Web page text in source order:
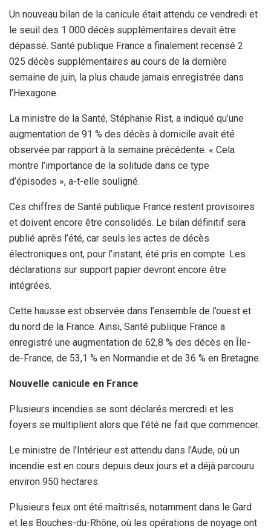
Un nouveau bilan de la canicule était attendu ce vendredi et
le seuil des 1 000 décès supplémentaires devait être
dépassé. Santé publique France a finalement recensé 2
025 décès supplémentaires au cours de la dernière
semaine de juin, la plus chaude jamais enregistrée dans
l’Hexagone.
La ministre de la Santé, Stéphanie Rist, a indiqué qu’une
augmentation de 91 % des décès à domicile avait été
observée par rapport à la semaine précédente. « Cela
montre l’importance de la solitude dans ce type
d’épisodes », a-t-elle souligné.
Ces chiffres de Santé publique France restent provisoires
et doivent encore être consolidés. Le bilan définitif sera
publié après l’été, car seuls les actes de décès
électroniques ont, pour l’instant, été pris en compte. Les
déclarations sur support papier devront encore être
intégrées.
Cette hausse est observée dans l’ensemble de l’ouest et
du nord de la France. Ainsi, Santé publique France a
enregistré une augmentation de 62,8 % des décès en Île-
de-France, de 53,1 % en Normandie et de 36 % en Bretagne.
Nouvelle canicule en France
Plusieurs incendies se sont déclarés mercredi et les
foyers se multiplient alors que l’été ne fait que commencer.
Le ministre de l’Intérieur est attendu dans l’Aude, où un
incendie est en cours depuis deux jours et a déjà parcouru
environ 950 hectares.
Plusieurs feux ont été maîtrisés, notamment dans le Gard
et les Bouches-du-Rhône, où les opérations de noyage ont